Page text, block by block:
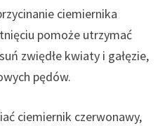
ciemiernika
pomoże utrzymać
zwiędłe kwiaty i gałęzie,
pędów.
ciemiernik czerwonawy,